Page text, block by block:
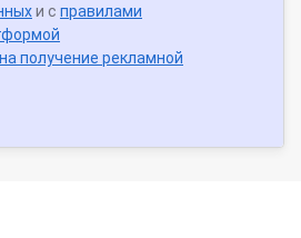
и с правилами
получение рекламной